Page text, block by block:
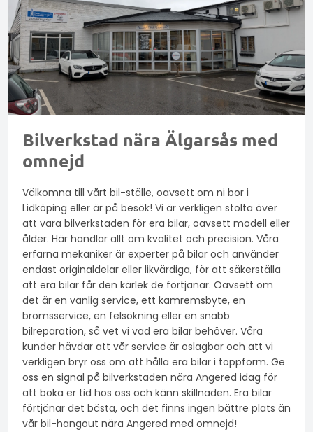
Bilverkstad nära Älgarsås med
omnejd
Välkomna till vårt bil-ställe, oavsett om ni bor i
Lidköping eller är på besök! Vi är verkligen stolta över
att vara bilverkstaden för era bilar, oavsett modell eller
ålder. Här handlar allt om kvalitet och precision. Våra
erfarna mekaniker är experter på bilar och använder
endast originaldelar eller likvärdiga, för att säkerställa
att era bilar får den kärlek de förtjänar. Oavsett om
det är en vanlig service, ett kamremsbyte, en
bromsservice, en felsökning eller en snabb
bilreparation, så vet vi vad era bilar behöver. Våra
kunder hävdar att vår service är oslagbar och att vi
verkligen bryr oss om att hålla era bilar i toppform. Ge
oss en signal på bilverkstaden nära Angered idag för
att boka er tid hos oss och känn skillnaden. Era bilar
förtjänar det bästa, och det finns ingen bättre plats än
vår bil-hangout nära Angered med omnejd!